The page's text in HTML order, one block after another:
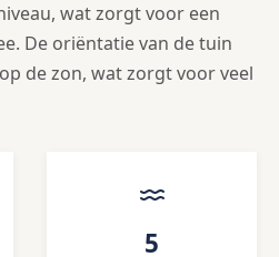
wat zorgt voor een
De oriëntatie van de tuin
de zon, wat zorgt voor veel
5